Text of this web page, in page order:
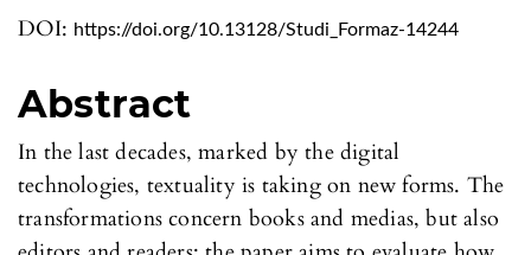
DOI: https://doi.org/10.13128/Studi_Formaz-14244
Abstract
In the last decades, marked by the digital
technologies, textuality is taking on new forms. The
transformations concern books and medias, but also